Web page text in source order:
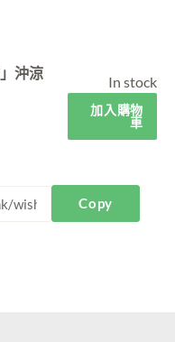
沖涼
In stock
加入購物
車